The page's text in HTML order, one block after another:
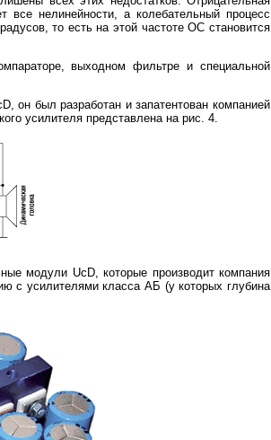
все нелинейности, а колебательный процесс
то есть на этой частоте ОС становится
выходном фильтре и специальной
он был разработан и запатентован компанией
усилителя представлена на рис. 4.
модули UcD, которые производит компания
с усилителями класса АБ (у которых глубина